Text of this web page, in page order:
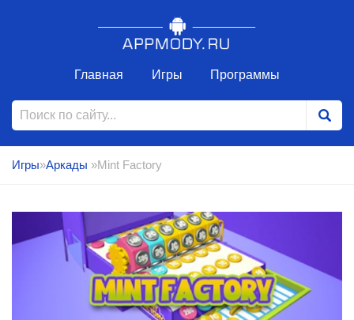
Главная Игры Программы
Игры»Аркады »Mint Factory